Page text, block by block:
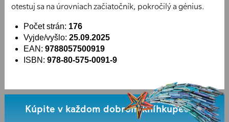
otestuj sa na úrovniach začiatočník, pokročilý a génius.
Počet strán: 176
Vyjde/vyšlo: 25.09.2025
EAN: 9788057500919
ISBN: 978-80-575-0091-9
Kúpite v každom dobrom kníhkupectve